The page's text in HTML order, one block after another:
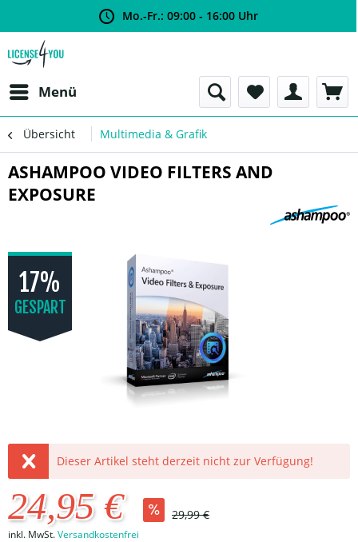
Mo.-Fr.: 09:00 - 16:00 Uhr
Menü
Übersicht Multimedia & Grafik
ASHAMPOO VIDEO FILTERS AND
EXPOSURE
17%
GESPART
Dieser Artikel steht derzeit nicht zur Verfügung!
24,95 € 29,99 €
inkl. MwSt.Versandkostenfrei